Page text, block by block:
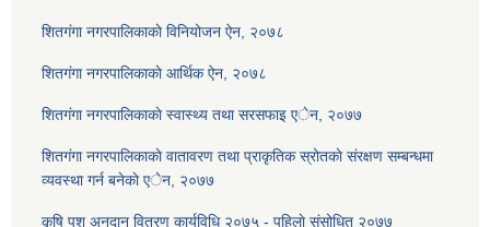
शितगंगा नगरपालिकाकाे विनियोजन ऐन, २०७८
शितगंगा नगरपालिकाकाे आर्थिक ऐन, २०७८
शितगंगा नगरपालिकाकाे स्वास्थ्य तथा सरसफाइ एेन, २०७७
शितगंगा नगरपालिकाकाे वातावरण तथा प्राकृतिक स्रोतकाे संरक्षण सम्बन्धमा
व्यवस्था गर्न बनेकाे एेन, २०७७
कृषि पशु अनुदान वितरण कार्यविधि २०७५ - पहिलाे संसोधित २०७७